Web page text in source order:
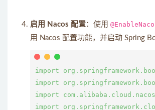
启用 Nacos 配置：使用
用 Nacos 配置功能，并启动 Spring
import
import
import
import